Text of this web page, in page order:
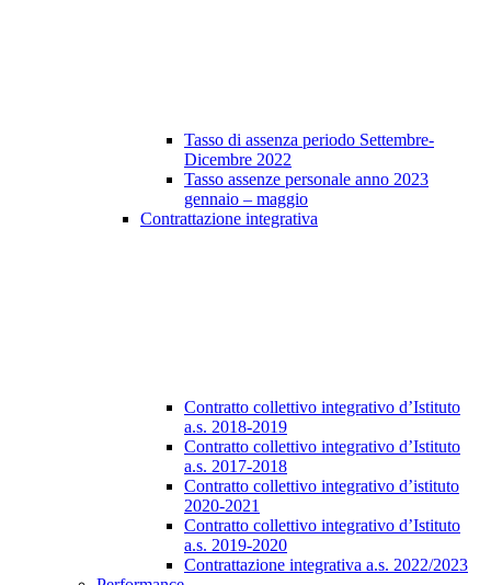
Tasso di assenza periodo Settembre-
Dicembre 2022
Tasso assenze personale anno 2023
gennaio – maggio
Contrattazione integrativa
Contratto collettivo integrativo d’Istituto
a.s. 2018-2019
Contratto collettivo integrativo d’Istituto
a.s. 2017-2018
Contratto collettivo integrativo d’istituto
2020-2021
Contratto collettivo integrativo d’Istituto
a.s. 2019-2020
Contrattazione integrativa a.s. 2022/2023